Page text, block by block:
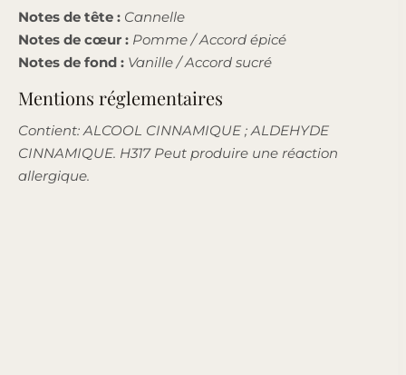
Notes de tête : Cannelle
Notes de cœur : Pomme / Accord épicé
Notes de fond : Vanille / Accord sucré
Mentions réglementaires
Contient: ALCOOL CINNAMIQUE ; ALDEHYDE
CINNAMIQUE. H317 Peut produire une réaction
allergique.